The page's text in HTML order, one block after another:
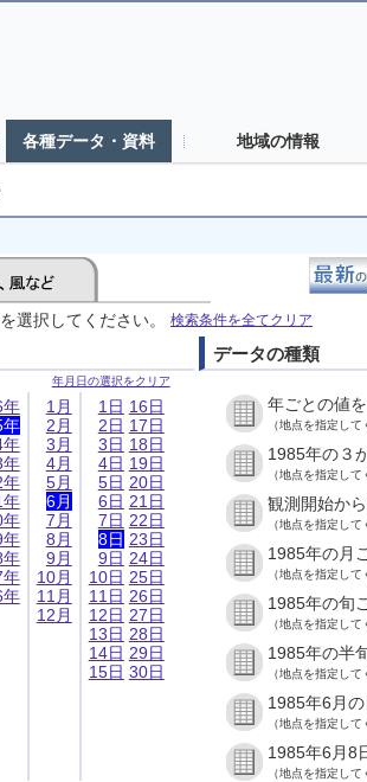
各種データ・資料 地域の情報
選択してください。 検索条件を全てクリア
年月日の選択をクリア
年
年
年
年
年
年
年
年
年
年
年
1月
2月
3月
4月
5月
6月
7月
8月
9月
10月
11月
12月
1日
2日
3日
4日
5日
6日
7日
8日
9日
10日
11日
12日
13日
14日
15日
16日
17日
18日
19日
20日
21日
22日
23日
24日
25日
26日
27日
28日
29日
30日
データの種類
年ごとの値
（地点を指定して
1985年の３
（地点を指定して
観測開始か
（地点を指定して
1985年の月
（地点を指定して
1985年の旬
（地点を指定して
1985年の半
（地点を指定して
1985年6月
（地点を指定して
1985年6月8
（地点を指定して